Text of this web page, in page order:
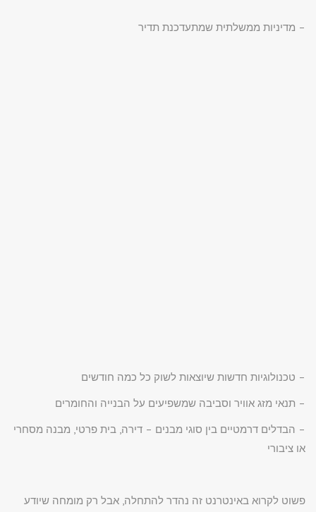
– מדיניות ממשלתית שמתעדכנת תדיר
– טכנולוגיות חדשות שיוצאות לשוק כל כמה חודשים
– תנאי מזג אוויר וסביבה שמשפיעים על הבנייה והחומרים
– הבדלים דרמטיים בין סוגי מבנים – דירה, בית פרטי, מבנה מסחרי
או ציבורי
פשוט לקרוא באינטרנט זה נהדר להתחלה, אבל רק מומחה שיודע